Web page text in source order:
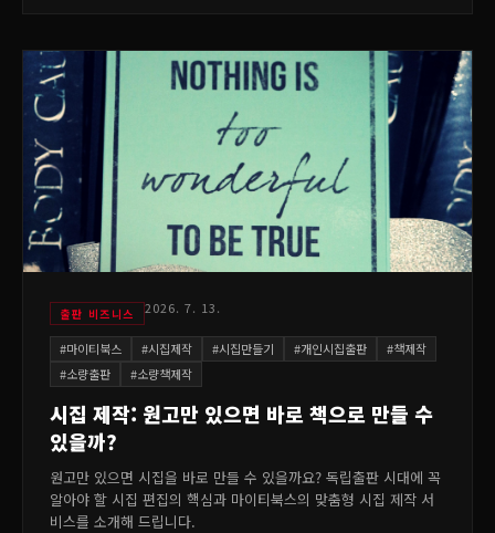
출판 비즈니스 2026. 7. 13.
#마이티북스 #시집제작 #시집만들기 #개인시집출판 #책제작
#소량출판 #소량책제작
시집 제작: 원고만 있으면 바로 책으로 만들 수
있을까?
원고만 있으면 시집을 바로 만들 수 있을까요? 독립출판 시대에 꼭
알아야 할 시집 편집의 핵심과 마이티북스의 맞춤형 시집 제작 서
비스를 소개해 드립니다.